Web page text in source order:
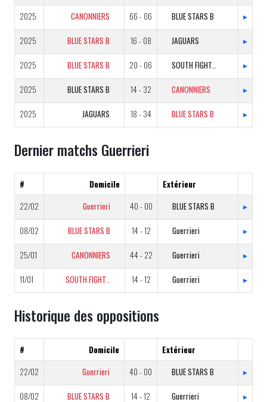
2025 CANONNIERS 66 - 06 BLUE STARS B ▸
2025 BLUE STARS B 16 - 08 JAGUARS ▸
2025 BLUE STARS B 20 - 06 SOUTH FIGHTERS ▸
2025 BLUE STARS B 14 - 32 CANONNIERS ▸
2025 JAGUARS 18 - 34 BLUE STARS B ▸
Dernier matchs Guerrieri
# Domicile
Extérieur
22/02
Guerrieri 40 - 00 BLUE STARS B ▸
08/02 BLUE STARS B 14 - 12 Guerrieri ▸
25/01 CANONNIERS 44 - 22 Guerrieri ▸
11/01 SOUTH FIGHTERS 14 - 12 Guerrieri ▸
Historique des oppositions
# Domicile
Extérieur
22/02
Guerrieri 40 - 00 BLUE STARS B ▸
08/02 BLUE STARS B 14 - 12 Guerrieri ▸